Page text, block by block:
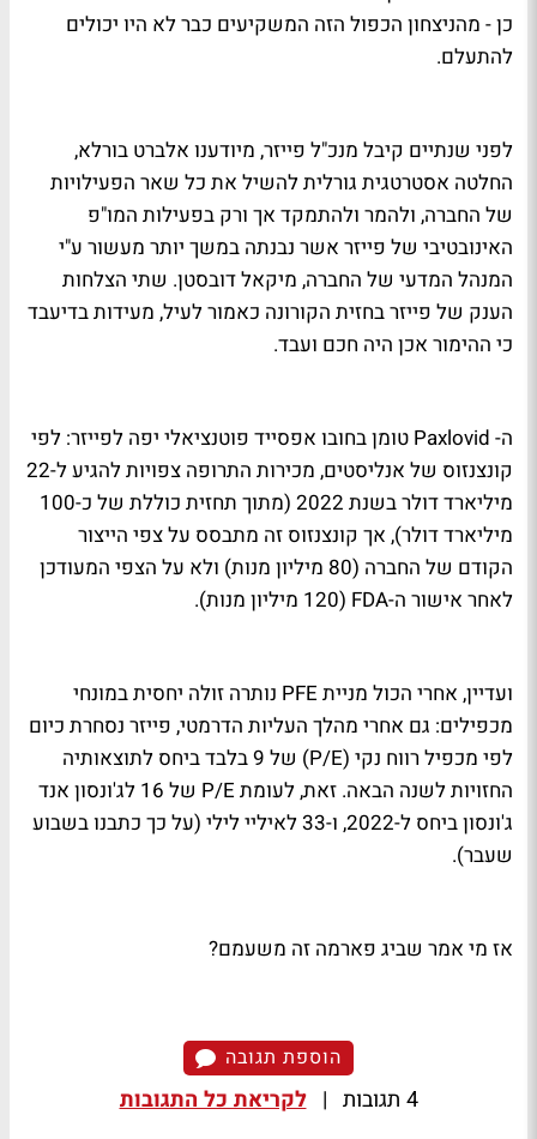
כן - מהניצחון הכפול הזה המשקיעים כבר לא היו יכולים
להתעלם.
לפני שנתיים קיבל מנכ"ל פייזר, מיודענו אלברט בורלא,
החלטה אסטרטגית גורלית להשיל את כל שאר הפעילויות
של החברה, ולהמר ולהתמקד אך ורק בפעילות המו"פ
האינובטיבי של פייזר אשר נבנתה במשך יותר מעשור ע"י
המנהל המדעי של החברה, מיקאל דובסטן. שתי הצלחות
הענק של פייזר בחזית הקורונה כאמור לעיל, מעידות בדיעבד
כי ההימור אכן היה חכם ועבד.
ה- Paxlovid טומן בחובו אפסייד פוטנציאלי יפה לפייזר: לפי
קונצנזוס של אנליסטים, מכירות התרופה צפויות להגיע ל-22
מיליארד דולר בשנת 2022 (מתוך תחזית כוללת של כ-100
מיליארד דולר), אך קונצנזוס זה מתבסס על צפי הייצור
הקודם של החברה (80 מיליון מנות) ולא על הצפי המעודכן
לאחר אישור ה-FDA (120 מיליון מנות).
ועדיין, אחרי הכול מניית PFE נותרה זולה יחסית במונחי
מכפילים: גם אחרי מהלך העליות הדרמטי, פייזר נסחרת כיום
לפי מכפיל רווח נקי (P/E) של 9 בלבד ביחס לתוצאותיה
החזויות לשנה הבאה. זאת, לעומת P/E של 16 לג'ונסון אנד
ג'ונסון ביחס ל-2022, ו-33 לאיליי לילי (על כך כתבנו בשבוע
שעבר).
אז מי אמר שביג פארמה זה משעמם?
הוספת תגובה
4 תגובות | לקריאת כל התגובות